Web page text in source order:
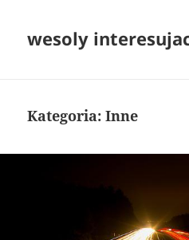
wesoly
Kategoria:Inne